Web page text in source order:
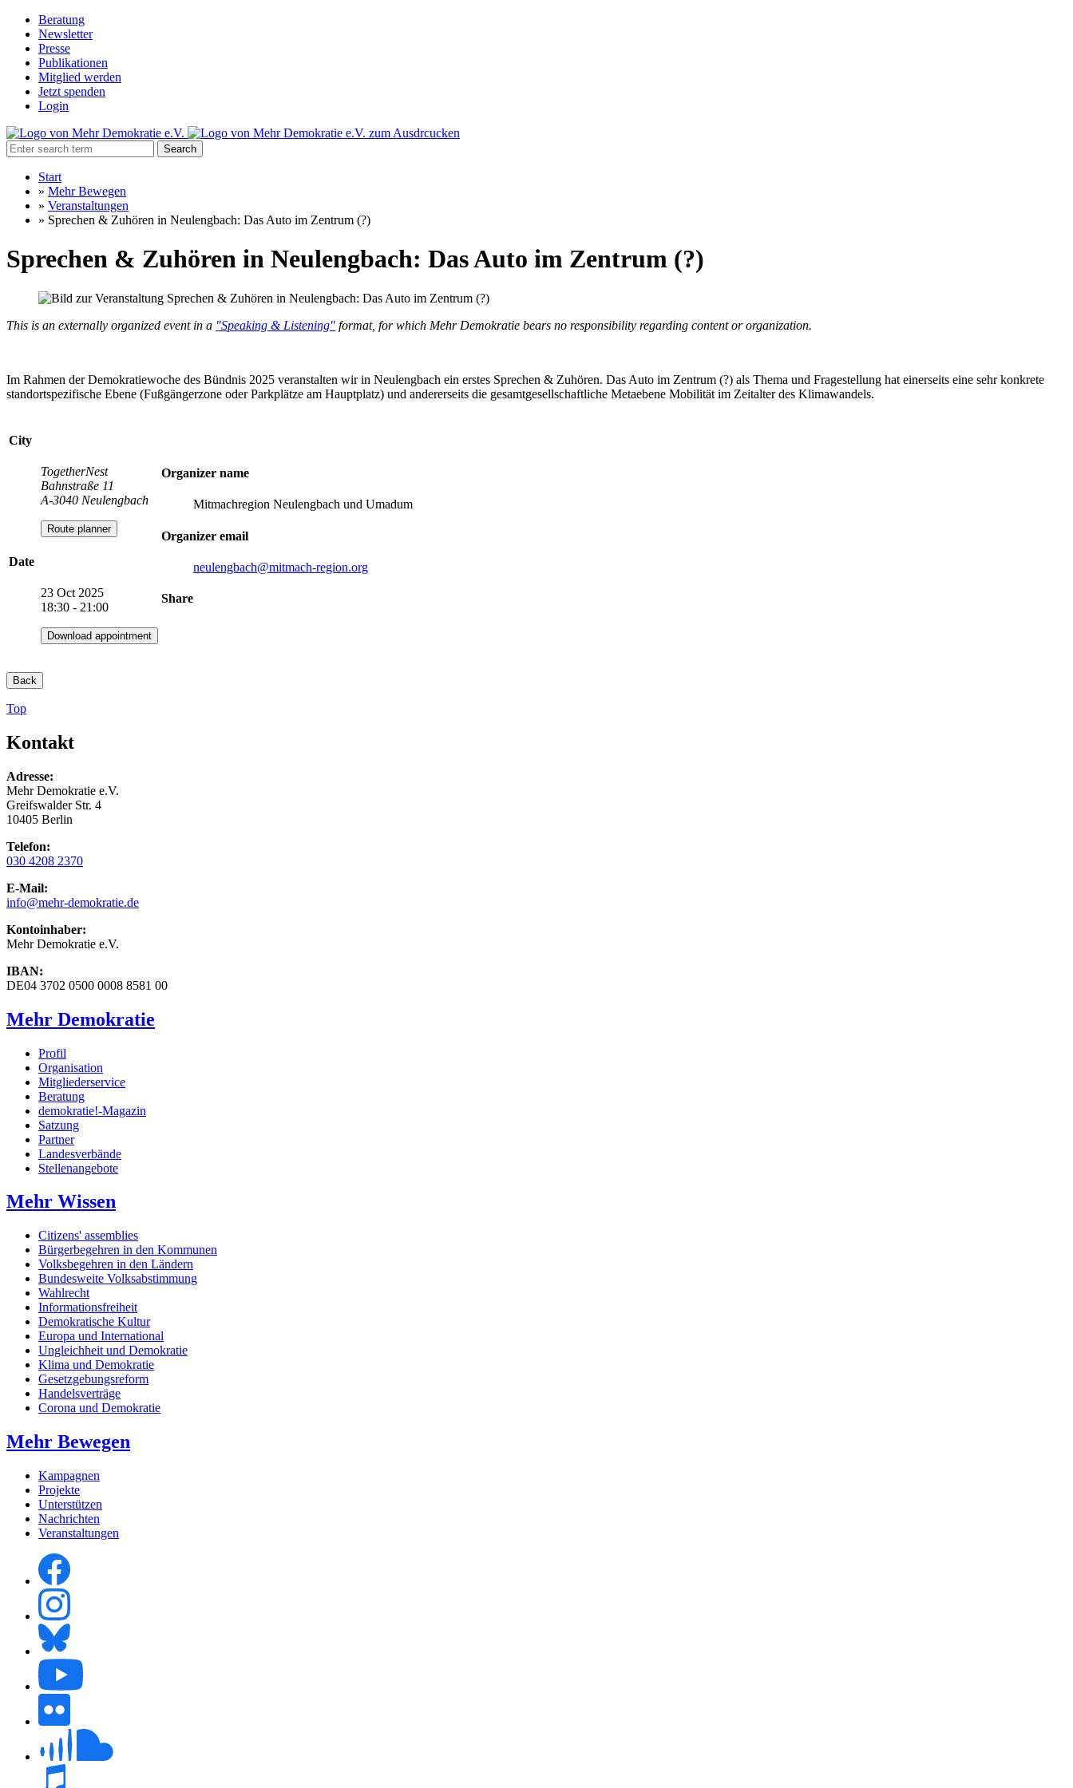
Beratung
Newsletter
Presse
Publikationen
Mitglied werden
Jetzt spenden
Login
Search
Start
» Mehr Bewegen
» Veranstaltungen
» Sprechen & Zuhören in Neulengbach: Das Auto im Zentrum (?)
Sprechen & Zuhören in Neulengbach: Das Auto im Zentrum (?)
This is an externally organized event in a "Speaking & Listening" format, for which Mehr Demokratie bears no responsibility regarding content or organization.
Im Rahmen der Demokratiewoche des Bündnis 2025 veranstalten wir in Neulengbach ein erstes Sprechen & Zuhören. Das Auto im Zentrum (?) als Thema und Fragestellung hat einerseits eine sehr konkrete
standortspezifische Ebene (Fußgängerzone oder Parkplätze am Hauptplatz) und andererseits die gesamtgesellschaftliche Metaebene Mobilität im Zeitalter des Klimawandels.
City
TogetherNest
Bahnstraße 11
A-3040 Neulengbach
Route planner
Date
23 Oct 2025
18:30 - 21:00
Download appointment
Organizer name
Mitmachregion Neulengbach und Umadum
Organizer email
neulengbach@mitmach-region.org
Share
Back
Top
Kontakt
Adresse:
Mehr Demokratie e.V.
Greifswalder Str. 4
10405 Berlin
Telefon:
030 4208 2370
E-Mail:
info@mehr-demokratie.de
Kontoinhaber:
Mehr Demokratie e.V.
IBAN:
DE04 3702 0500 0008 8581 00
Mehr Demokratie
Profil
Organisation
Mitgliederservice
Beratung
demokratie!-Magazin
Satzung
Partner
Landesverbände
Stellenangebote
Mehr Wissen
Citizens' assemblies
Bürgerbegehren in den Kommunen
Volksbegehren in den Ländern
Bundesweite Volksabstimmung
Wahlrecht
Informationsfreiheit
Demokratische Kultur
Europa und International
Ungleichheit und Demokratie
Klima und Demokratie
Gesetzgebungsreform
Handelsverträge
Corona und Demokratie
Mehr Bewegen
Kampagnen
Projekte
Unterstützen
Nachrichten
Veranstaltungen